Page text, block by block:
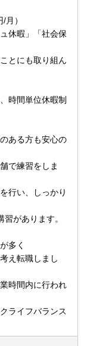
月）
休暇」「社会保
とにも取り組ん
時間単位休暇制
ある方も安心の
で練習をしま
行い、しっかり
があります。
多く
え転職しまし
時間内に行われ
ライフバランス